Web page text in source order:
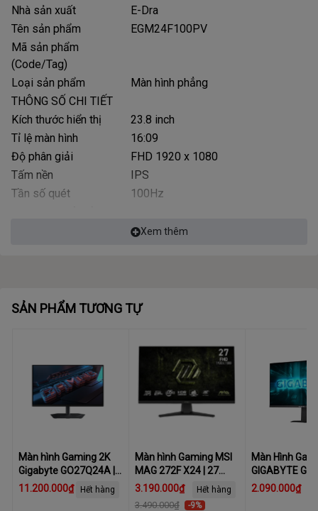
Nhà sản xuất
E-Dra
Tên sản phẩm
EGM24F100PV
Mã sản phẩm
(Code/Tag)
Loại sản phẩm
Màn hình phẳng
THÔNG SỐ CHI TIẾT
Kích thước hiển thị
23.8 inch
Tỉ lệ màn hình
16:09
Độ phân giải
FHD 1920 x 1080
Tấm nền
IPS
Tần số quét
100Hz
1,000:1 (typ)
Xem thêm
SẢN PHẨM TƯƠNG TỰ
Màn hình Gaming 2K
Gigabyte GO27Q24A |
27 inch, QHD, 240Hz,
11.200.000₫ Hết hàng
Màn hình Gaming MSI
MAG 272F X24 | 27
inch, FHD, 240Hz, IPS
3.190.000₫
3.490.000₫ -9%
Hết hàng
Màn Hình
GIGABYTE
(23.8 inch - IPS
2.090.000₫